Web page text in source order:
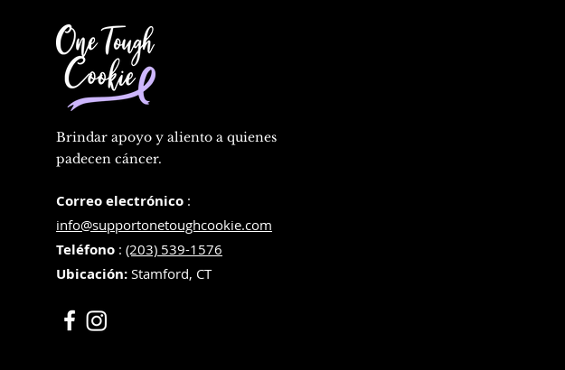
Brindar apoyo y aliento a quienes
padecen cáncer.
Correo electrónico :
info@supportonetoughcookie.com
Teléfono :(203) 539-1576
Ubicación: Stamford, CT